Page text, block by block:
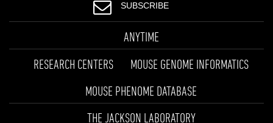
SUBSCRIBE
ANYTIME
RESEARCH CENTERS
MOUSE GENOME INFORMATICS
MOUSE PHENOME DATABASE
THE JACKSON LABORATORY